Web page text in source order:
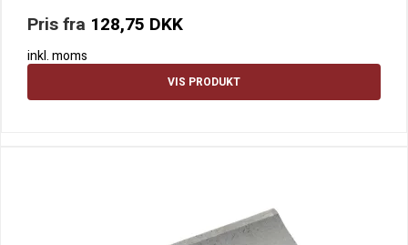
Pris fra 128,75 DKK
inkl. moms
VIS PRODUKT